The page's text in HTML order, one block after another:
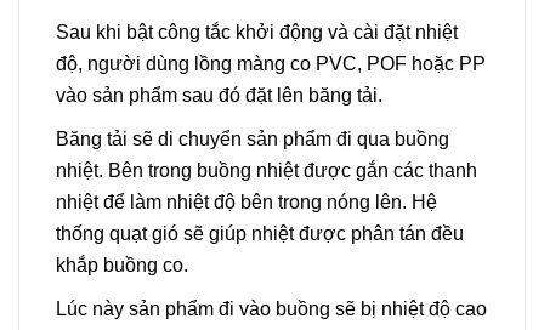
Sau khi bật công tắc khởi động và cài đặt nhiệt
độ, người dùng lồng màng co PVC, POF hoặc PP
vào sản phẩm sau đó đặt lên băng tải.
Băng tải sẽ di chuyển sản phẩm đi qua buồng
nhiệt. Bên trong buồng nhiệt được gắn các thanh
nhiệt để làm nhiệt độ bên trong nóng lên. Hệ
thống quạt gió sẽ giúp nhiệt được phân tán đều
khắp buồng co.
Lúc này sản phẩm đi vào buồng sẽ bị nhiệt độ cao